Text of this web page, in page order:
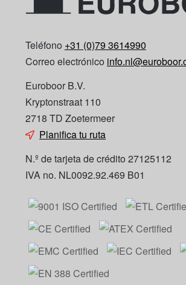
Teléfono +31 (0)79 3614990
Correo electrónico
Euroboor B.V.
Kryptonstraat 110
2718 TD Zoetermeer
Planifica tu ruta
N.º de tarjeta de crédito 27125112
IVA no. NL0092.92.469 B01